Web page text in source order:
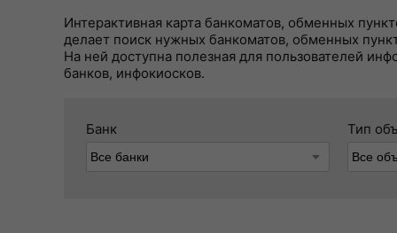
Интерактивная карта банкоматов, обменных
делает поиск нужных банкоматов, обменных
На ней доступна полезная для пользователей
банков, инфокиосков.
Банк Тип